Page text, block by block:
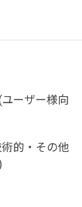
ーザー様向
的・その他